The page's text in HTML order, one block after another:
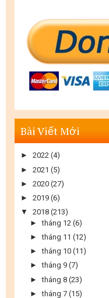
Bài Viết Mới
► 2022 (4)
► 2021 (5)
► 2020 (27)
► 2019 (6)
▼
2018 (213)
►tháng 12 (6)
►tháng 11 (12)
►tháng 10 (11)
►tháng 9 (7)
►tháng 8 (23)
►tháng 7 (15)